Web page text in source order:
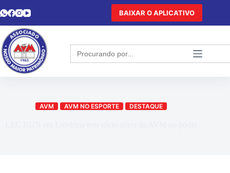
BAIXAR O APLICATIVO
Search
for:
AVM AVM NO ESPORTE DESTAQUE